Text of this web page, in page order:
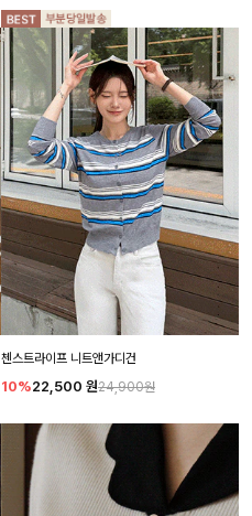
첸스트라이프 니트앤가디건
10%22,500 원24,900원